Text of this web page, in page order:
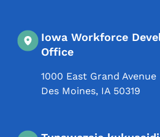
Iowa Workforce
Office
1000 East Grand Avenue
Des Moines, IA 50319